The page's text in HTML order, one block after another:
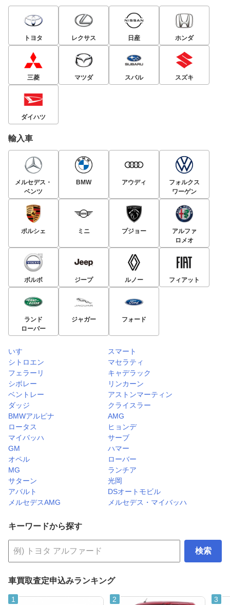
トヨタ レクサス 日産 ホンダ
三菱 マツダ スバル スズキ
ダイハツ
輸入車
メルセデス・
ベンツ
BMW アウディ
フォルクス
ワーゲン
ポルシェ ミニ プジョー
アルファ
ロメオ
ボルボ ジープ ルノー フィアット
ランド
ローバー
ジャガー フォード
いすゞ
スマート
シトロエン
マセラティ
フェラーリ
キャデラック
シボレー
リンカーン
ベントレー
アストンマーティン
ダッジ
クライスラー
BMWアルピナ
AMG
ロータス
ヒョンデ
マイバッハ
サーブ
GM
ハマー
オペル
ローバー
MG
ランチア
サターン
光岡
アバルト
DSオートモビル
メルセデスAMG
メルセデス・マイバッハ
キーワードから探す
検索
車買取査定申込みランキング